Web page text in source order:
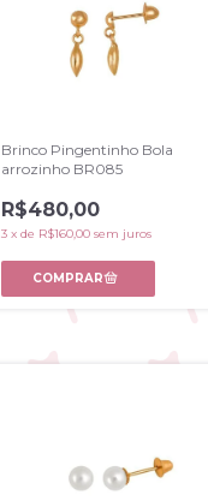
Brinco Pingentinho Bola
arrozinho BR085
R$480,00
3 x de R$160,00 sem juros